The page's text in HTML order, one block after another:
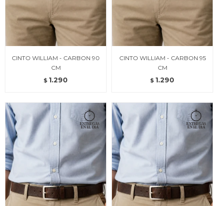
CINTO WILLIAM - CARBON 90
CM
$ 1.290
CINTO WILLIAM - CARBON 95
CM
$ 1.290